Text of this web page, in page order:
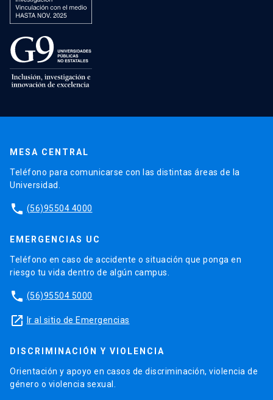
MESA CENTRAL
Teléfono para comunicarse con las distintas áreas de la
Universidad.
phone (56)95504 4000
EMERGENCIAS UC
Teléfono en caso de accidente o situación que ponga en
riesgo tu vida dentro de algún campus.
phone (56)95504 5000
launch Ir al sitio de Emergencias
DISCRIMINACIÓN Y VIOLENCIA
Orientación y apoyo en casos de discriminación, violencia de
género o violencia sexual.